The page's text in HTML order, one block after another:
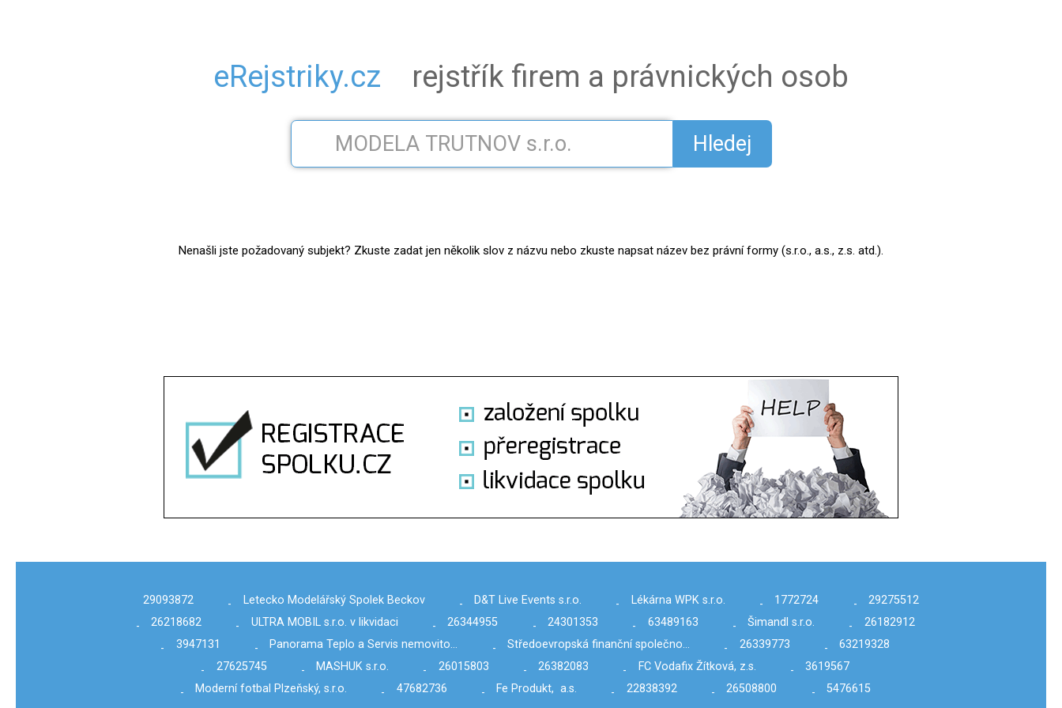
eRejstriky.cz rejstřík firem a právnických osob
Hledej
Nenašli jste požadovaný subjekt? Zkuste zadat jen několik slov z názvu nebo zkuste napsat název bez právní formy (s.r.o., a.s., z.s. atd.).
29093872 - Letecko Modelářský Spolek Beckov - D&T Live Events s.r.o. - Lékárna WPK s.r.o. - 1772724 -
29275512
-
26218682 - ULTRA MOBIL s.r.o. v likvidaci - 26344955 - 24301353 - 63489163 - Šimandl s.r.o. -
26182912
-
3947131 - Panorama Teplo a Servis nemovito… - Středoevropská finanční společno… - 26339773 -
63219328
-
27625745 - MASHUK s.r.o. - 26015803 - 26382083 - FC Vodafix Žítková, z.s. -
3619567
-
Moderní fotbal Plzeňský, s.r.o. - 47682736 - Fe Produkt, a.s. - 22838392 - 26508800 - 5476615